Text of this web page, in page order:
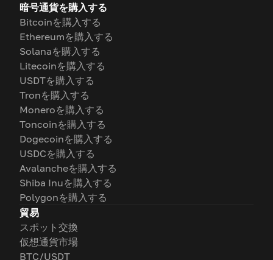
暗号通貨を購入する
Bitcoinを購入する
Ethereumを購入する
Solanaを購入する
Litecoinを購入する
USDTを購入する
Tronを購入する
Moneroを購入する
Toncoinを購入する
Dogecoinを購入する
USDCを購入する
Avalancheを購入する
Shiba Inuを購入する
Polygonを購入する
貿易
スポット交換
仮想通貨市場
BTC/USDT